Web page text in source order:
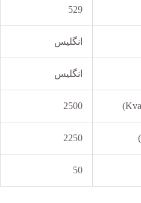
529
انگلیس
انگلیس
2500
2250
50